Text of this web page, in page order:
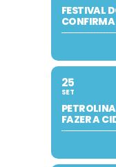
FESTIVAL
25
SET
FAZER A